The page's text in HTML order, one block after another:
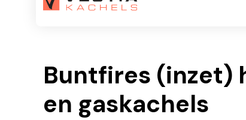
Buntfires (inzet)
en gaskachels